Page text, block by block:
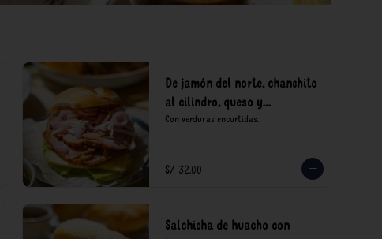
De jamón del norte, chanchito
al cilindro, queso y
encurtidos
Con verduras encurtidas.
S/ 32.00
Salchicha de huacho con